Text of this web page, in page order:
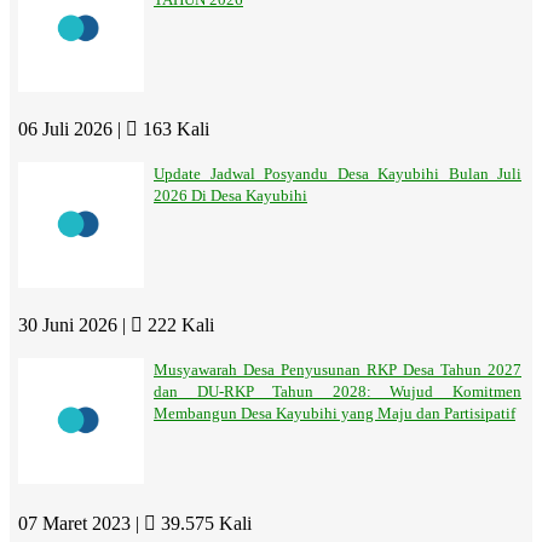
06 Juli 2026 | 163 Kali
Update Jadwal Posyandu Desa Kayubihi Bulan Juli
2026 Di Desa Kayubihi
30 Juni 2026 | 222 Kali
Musyawarah Desa Penyusunan RKP Desa Tahun 2027
dan DU-RKP Tahun 2028: Wujud Komitmen
Membangun Desa Kayubihi yang Maju dan Partisipatif
07 Maret 2023 | 39.575 Kali